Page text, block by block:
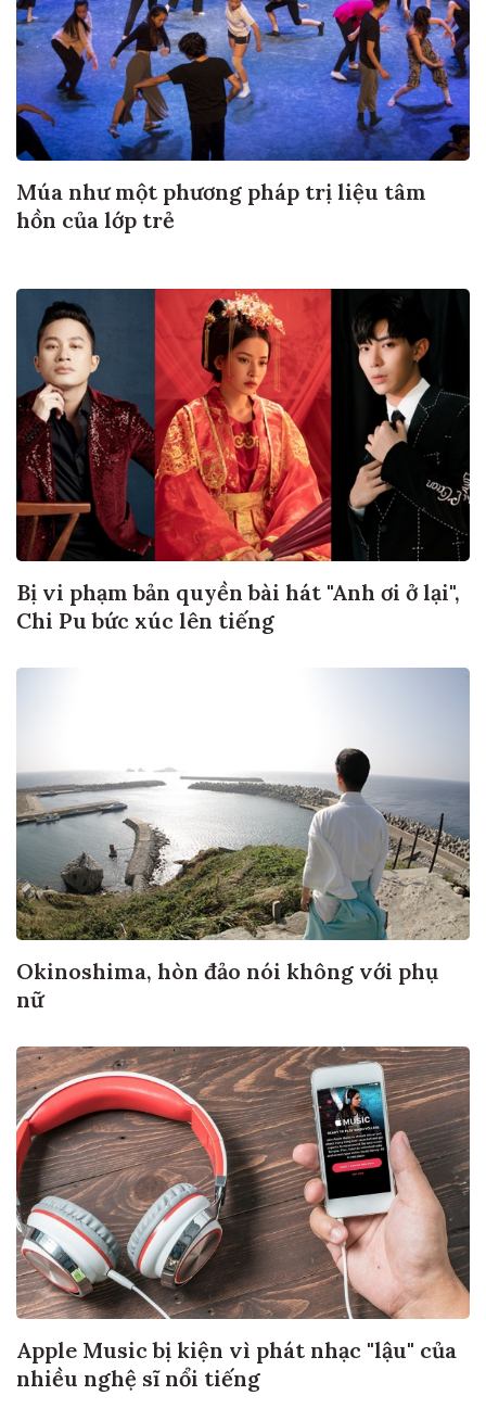
Múa như một phương pháp trị liệu tâm
hồn của lớp trẻ
Bị vi phạm bản quyền bài hát "Anh ơi ở lại",
Chi Pu bức xúc lên tiếng
Okinoshima, hòn đảo nói không với phụ
nữ
Apple Music bị kiện vì phát nhạc "lậu" của
nhiều nghệ sĩ nổi tiếng